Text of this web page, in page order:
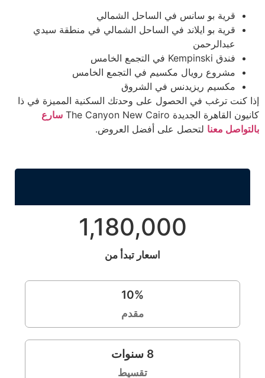
قرية بو سانس في الساحل الشمالي
قرية بو ايلاند في الساحل الشمالي في منطقة سيدي
عبدالرحمن
فندق Kempinski في التجمع الخامس
مشروع رويال مكسيم في التجمع الخامس
مكسيم ريزيدنس في الشروق
إذا كنت ترغب في الحصول على وحدتك السكنية المميزة في ذا
كانيون القاهرة الجديدة The Canyon New Cairo
سارع
بالتواصل معنا لتحصل على أفضل العروض.
1,180,000
اسعار تبدأ من
10%
مقدم
8 سنوات
تقسيط